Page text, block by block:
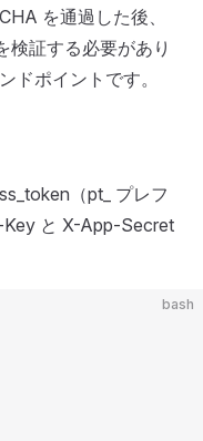
を通過した後、
検証する必要があり
ドポイントです。
（pt_ プレフ
と X-App-Secret
bash